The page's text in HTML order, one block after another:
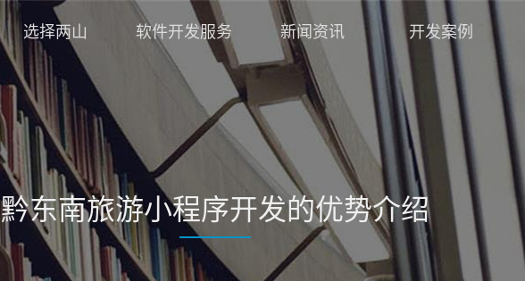
选择两山 软件开发服务 新闻资讯 开发案例
黔东南旅游小程序开发的优势介绍